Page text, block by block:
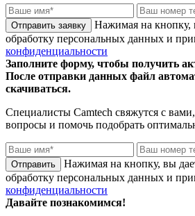
Нажимая на кнопку,
обработку персональных данных и
конфиденциальности
Заполните форму, чтобы получить
После отправки данных файл
скачиваться.
Специалисты Camtech свяжутся с
вопросы и помочь подобрать
Нажимая на кнопку, вы
обработку персональных данных и
конфиденциальности
Давайте познакомимся!